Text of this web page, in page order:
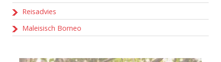
Reisadvies
Maleisisch Borneo